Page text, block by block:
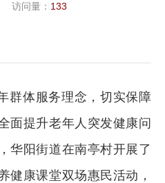
访问量： 133
群体服务理念，切实保障
面提升老年人突发健康问
华阳街道在南亭村开展了
健康课堂双场惠民活动，